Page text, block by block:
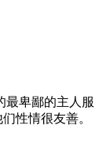
最卑鄙的主人服
性情很友善。